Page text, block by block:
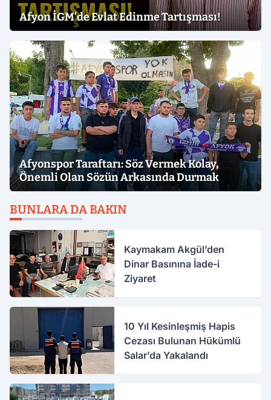
Afyon İGM’de Evlat Edinme Tartışması!
Afyonspor Taraftarı: Söz Vermek Kolay,
Önemli Olan Sözün Arkasında Durmak
BUNLARA DA BAKIN
Kaymakam Akgül’den
Dinar Basınına İade-i
Ziyaret
10 Yıl Kesinleşmiş Hapis
Cezası Bulunan Hükümlü
Salar’da Yakalandı